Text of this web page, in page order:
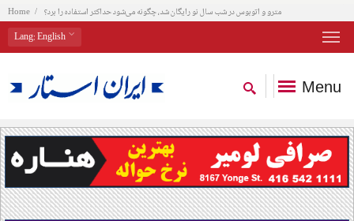
Home مترو و اتوبوس در شب سال نو رایگان شد، چگونه می‌شود حداکثر استفاده را برد؟
Lang: English
Menu